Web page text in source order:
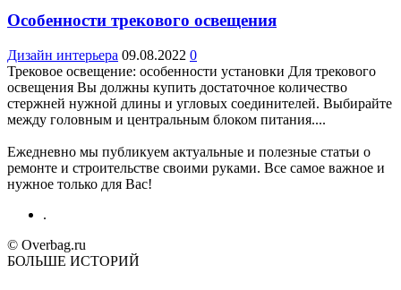
Особенности трекового освещения
Дизайн интерьера 09.08.2022 0
Трековое освещение: особенности установки Для трекового
освещения Вы должны купить достаточное количество
стержней нужной длины и угловых соединителей. Выбирайте
между головным и центральным блоком питания....
Ежедневно мы публикуем актуальные и полезные статьи о
ремонте и строительстве своими руками. Все самое важное и
нужное только для Вас!
.
© Overbag.ru
БОЛЬШЕ ИСТОРИЙ